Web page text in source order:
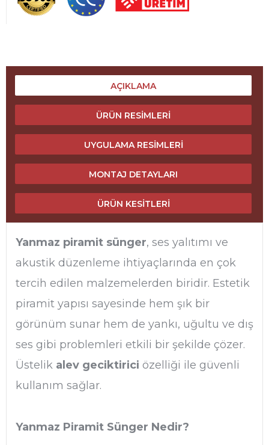
AÇIKLAMA
ÜRÜN RESIMLERI
UYGULAMA RESIMLERI
MONTAJ DETAYLARI
ÜRÜN KESITLERI
Yanmaz piramit sünger, ses yalıtımı ve
akustik düzenleme ihtiyaçlarında en çok
tercih edilen malzemelerden biridir. Estetik
piramit yapısı sayesinde hem şık bir
görünüm sunar hem de yankı, uğultu ve dış
ses gibi problemleri etkili bir şekilde çözer.
Üstelik alev geciktirici özelliği ile güvenli
kullanım sağlar.
Yanmaz Piramit Sünger Nedir?